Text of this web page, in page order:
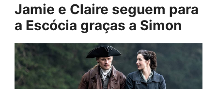
Jamie e Claire seguem para
a Escócia graças a Simon